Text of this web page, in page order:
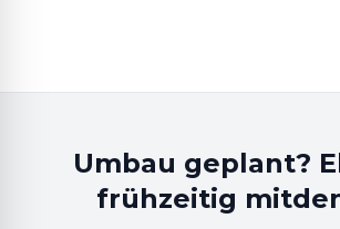
Umbau geplant?
frühzeitig